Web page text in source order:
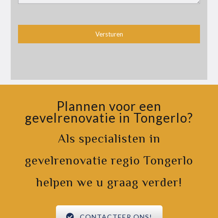
Plannen voor een
gevelrenovatie in Tongerlo?
Als specialisten in
gevelrenovatie regio Tongerlo
helpen we u graag verder!